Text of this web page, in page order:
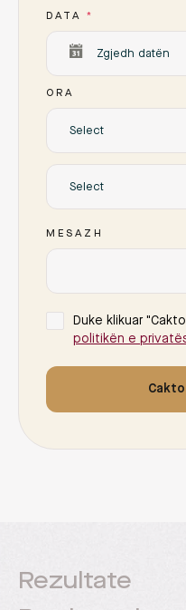
DATA *
ORA
Select
Select
MESAZH
Duke klikuar
politikën e
Rezultate